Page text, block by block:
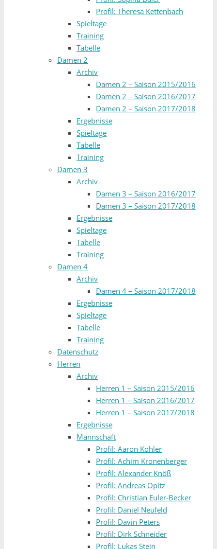
Profil: Theresa Kettenbach
Spieltage
Training
Tabelle
Damen 2
Archiv
Damen 2 – Saison 2015/2016
Damen 2 – Saison 2016/2017
Damen 2 – Saison 2017/2018
Ergebnisse
Spieltage
Tabelle
Training
Damen 3
Archiv
Damen 3 – Saison 2016/2017
Damen 3 – Saison 2017/2018
Ergebnisse
Spieltage
Tabelle
Training
Damen 4
Archiv
Damen 4 – Saison 2017/2018
Ergebnisse
Spieltage
Tabelle
Training
Datenschutz
Herren
Archiv
Herren 1 – Saison 2015/2016
Herren 1 – Saison 2016/2017
Herren 1 – Saison 2017/2018
Ergebnisse
Mannschaft
Profil: Aaron Köhler
Profil: Achim Kronenberger
Profil: Alexander Knöß
Profil: Andreas Opitz
Profil: Christian Euler-Becker
Profil: Daniel Neufeld
Profil: Davin Peters
Profil: Dirk Schneider
Profil: Lukas Stein